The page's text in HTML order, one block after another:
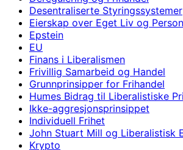
Desentraliserte Styringssystemer
Eierskap over Eget Liv og
Epstein
EU
Finans i Liberalismen
Frivillig Samarbeid og Handel
Grunnprinsipper for Frihandel
Humes Bidrag til Liberalistiske
Ikke-aggresjonsprinsippet
Individuell Frihet
John Stuart Mill og Liberalistisk
Krypto